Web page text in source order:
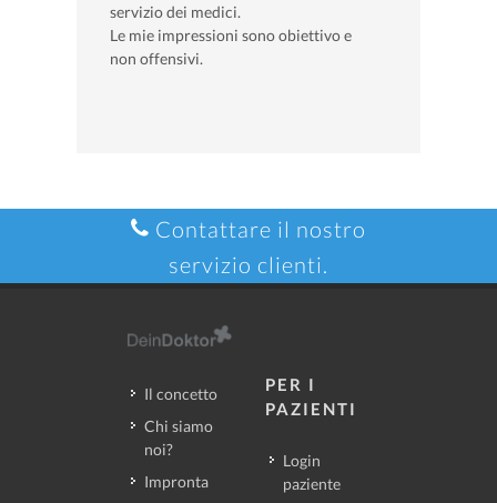
servizio dei medici.
Le mie impressioni sono obiettivo e
non offensivi.
Contattare il nostro
servizio clienti.
Il concetto
Chi siamo
noi?
Impronta
PER I
PAZIENTI
Login
paziente